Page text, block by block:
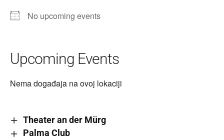
No upcoming events
Upcoming Events
Nema događaja na ovoj lokaciji
Theater an der Mürg
Palma Club